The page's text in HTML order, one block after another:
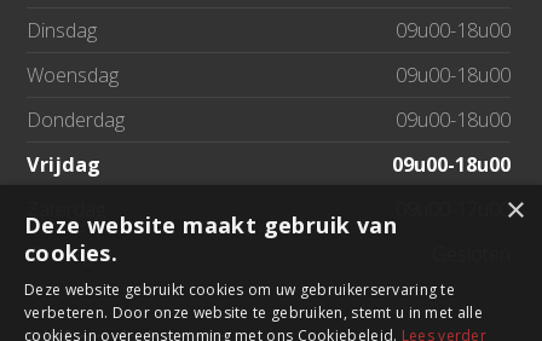
Dinsdag
09u00-18u00
Woensdag
09u00-18u00
Donderdag
09u00-18u00
Vrijdag
09u00-18u00
09u00-17u00
Zondag
×
Deze website maakt gebruik van
cookies.
Deze website gebruikt cookies om uw gebruikerservaring te
verbeteren. Door onze website te gebruiken, stemt u in met alle
cookies in overeenstemming met ons Cookiebeleid. Lees verder